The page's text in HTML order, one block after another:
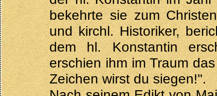
bekehrte sie zum
und kirchl. Historiker,
dem hl. Konstantin
erschien ihm im Traum
Zeichen wirst du siegen!".